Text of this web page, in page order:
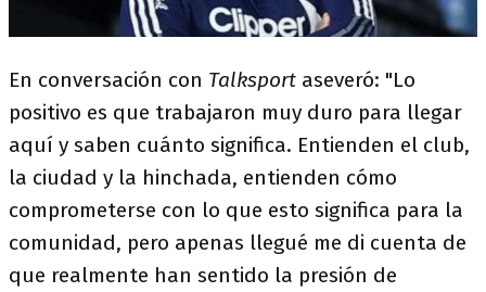
En conversación con Talksport aseveró: "Lo
positivo es que trabajaron muy duro para llegar
aquí y saben cuánto significa. Entienden el club,
la ciudad y la hinchada, entienden cómo
comprometerse con lo que esto significa para la
comunidad, pero apenas llegué me di cuenta de
que realmente han sentido la presión de